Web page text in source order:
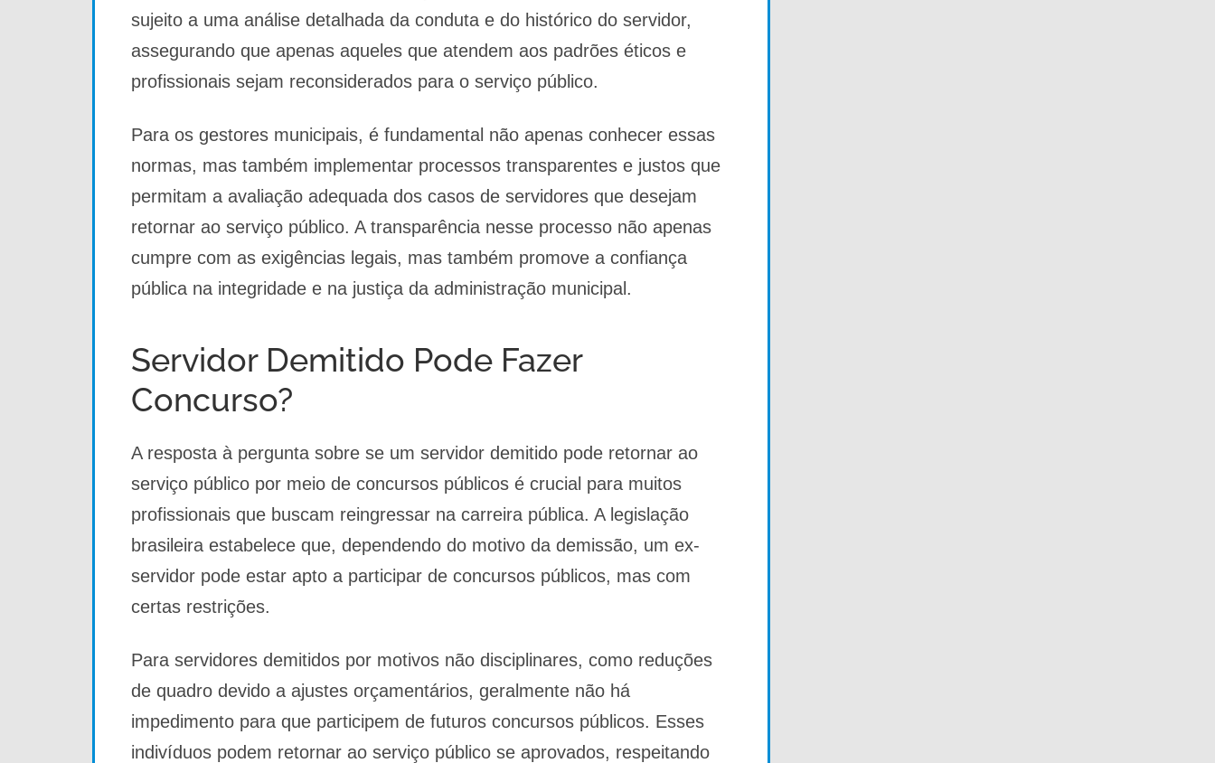
sujeito a uma análise detalhada da conduta e do histórico do servidor,
assegurando que apenas aqueles que atendem aos padrões éticos e
profissionais sejam reconsiderados para o serviço público.
Para os gestores municipais, é fundamental não apenas conhecer essas
normas, mas também implementar processos transparentes e justos que
permitam a avaliação adequada dos casos de servidores que desejam
retornar ao serviço público. A transparência nesse processo não apenas
cumpre com as exigências legais, mas também promove a confiança
pública na integridade e na justiça da administração municipal.
Servidor Demitido Pode Fazer
Concurso?
A resposta à pergunta sobre se um servidor demitido pode retornar ao
serviço público por meio de concursos públicos é crucial para muitos
profissionais que buscam reingressar na carreira pública. A legislação
brasileira estabelece que, dependendo do motivo da demissão, um ex-
servidor pode estar apto a participar de concursos públicos, mas com
certas restrições.
Para servidores demitidos por motivos não disciplinares, como reduções
de quadro devido a ajustes orçamentários, geralmente não há
impedimento para que participem de futuros concursos públicos. Esses
indivíduos podem retornar ao serviço público se aprovados, respeitando